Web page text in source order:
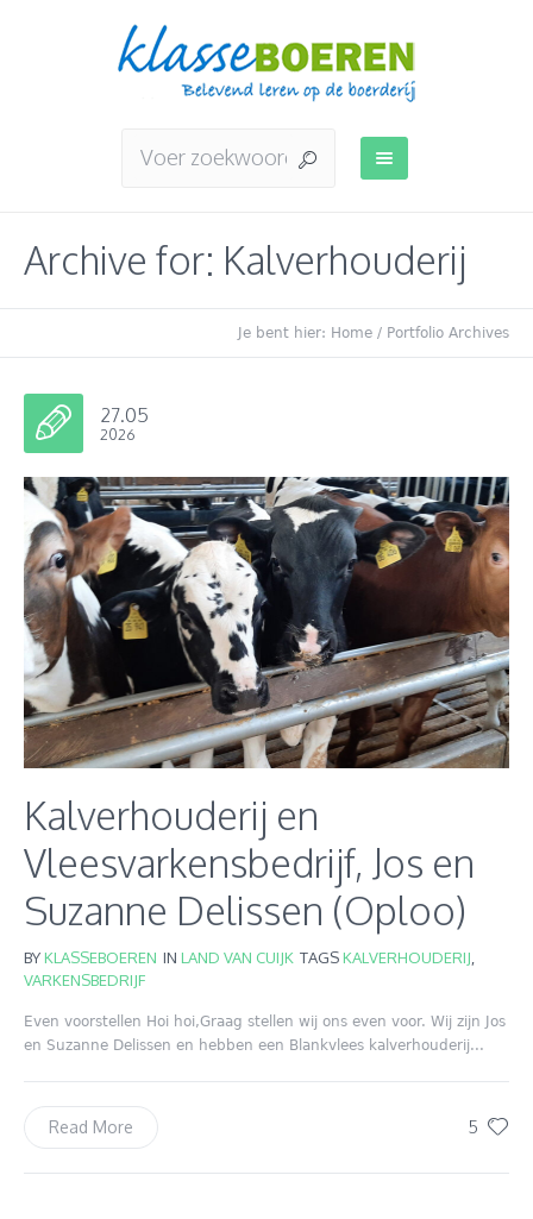
Archive for: Kalverhouderij
Je bent hier: Home / Portfolio Archives
27.05
2026
Kalverhouderij en
Vleesvarkensbedrijf, Jos en
Suzanne Delissen (Oploo)
BYKLASSEBOEREN IN LAND VAN CUIJK TAGSKALVERHOUDERIJ
VARKENSBEDRIJF
Even voorstellen Hoi hoi,Graag stellen wij ons even voor. Wij zijn Jos
en Suzanne Delissen en hebben een Blankvlees kalverhouderij...
5
Read More